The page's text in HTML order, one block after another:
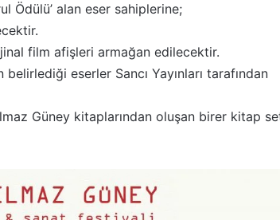
Ödülü’ alan eser sahiplerine;
film afişleri armağan edilecektir.
eserler Sancı Yayınları tarafından
Güney kitaplarından oluşan birer kitap